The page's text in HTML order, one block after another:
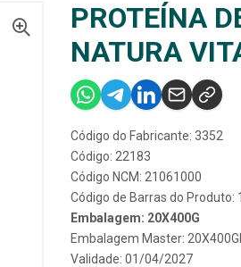
PROTEÍNA
NATURA
Código do Fabricante: 3352
Código: 22183
Código NCM: 21061000
Código de Barras do Produto:
Embalagem: 20X400G
Embalagem Master:
Validade: 01/04/2027